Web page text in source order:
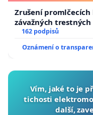
Zrušení promlčecích
závažných trestných
162 podpisů
Oznámení o
Vím, jaké to je
tichosti
další,